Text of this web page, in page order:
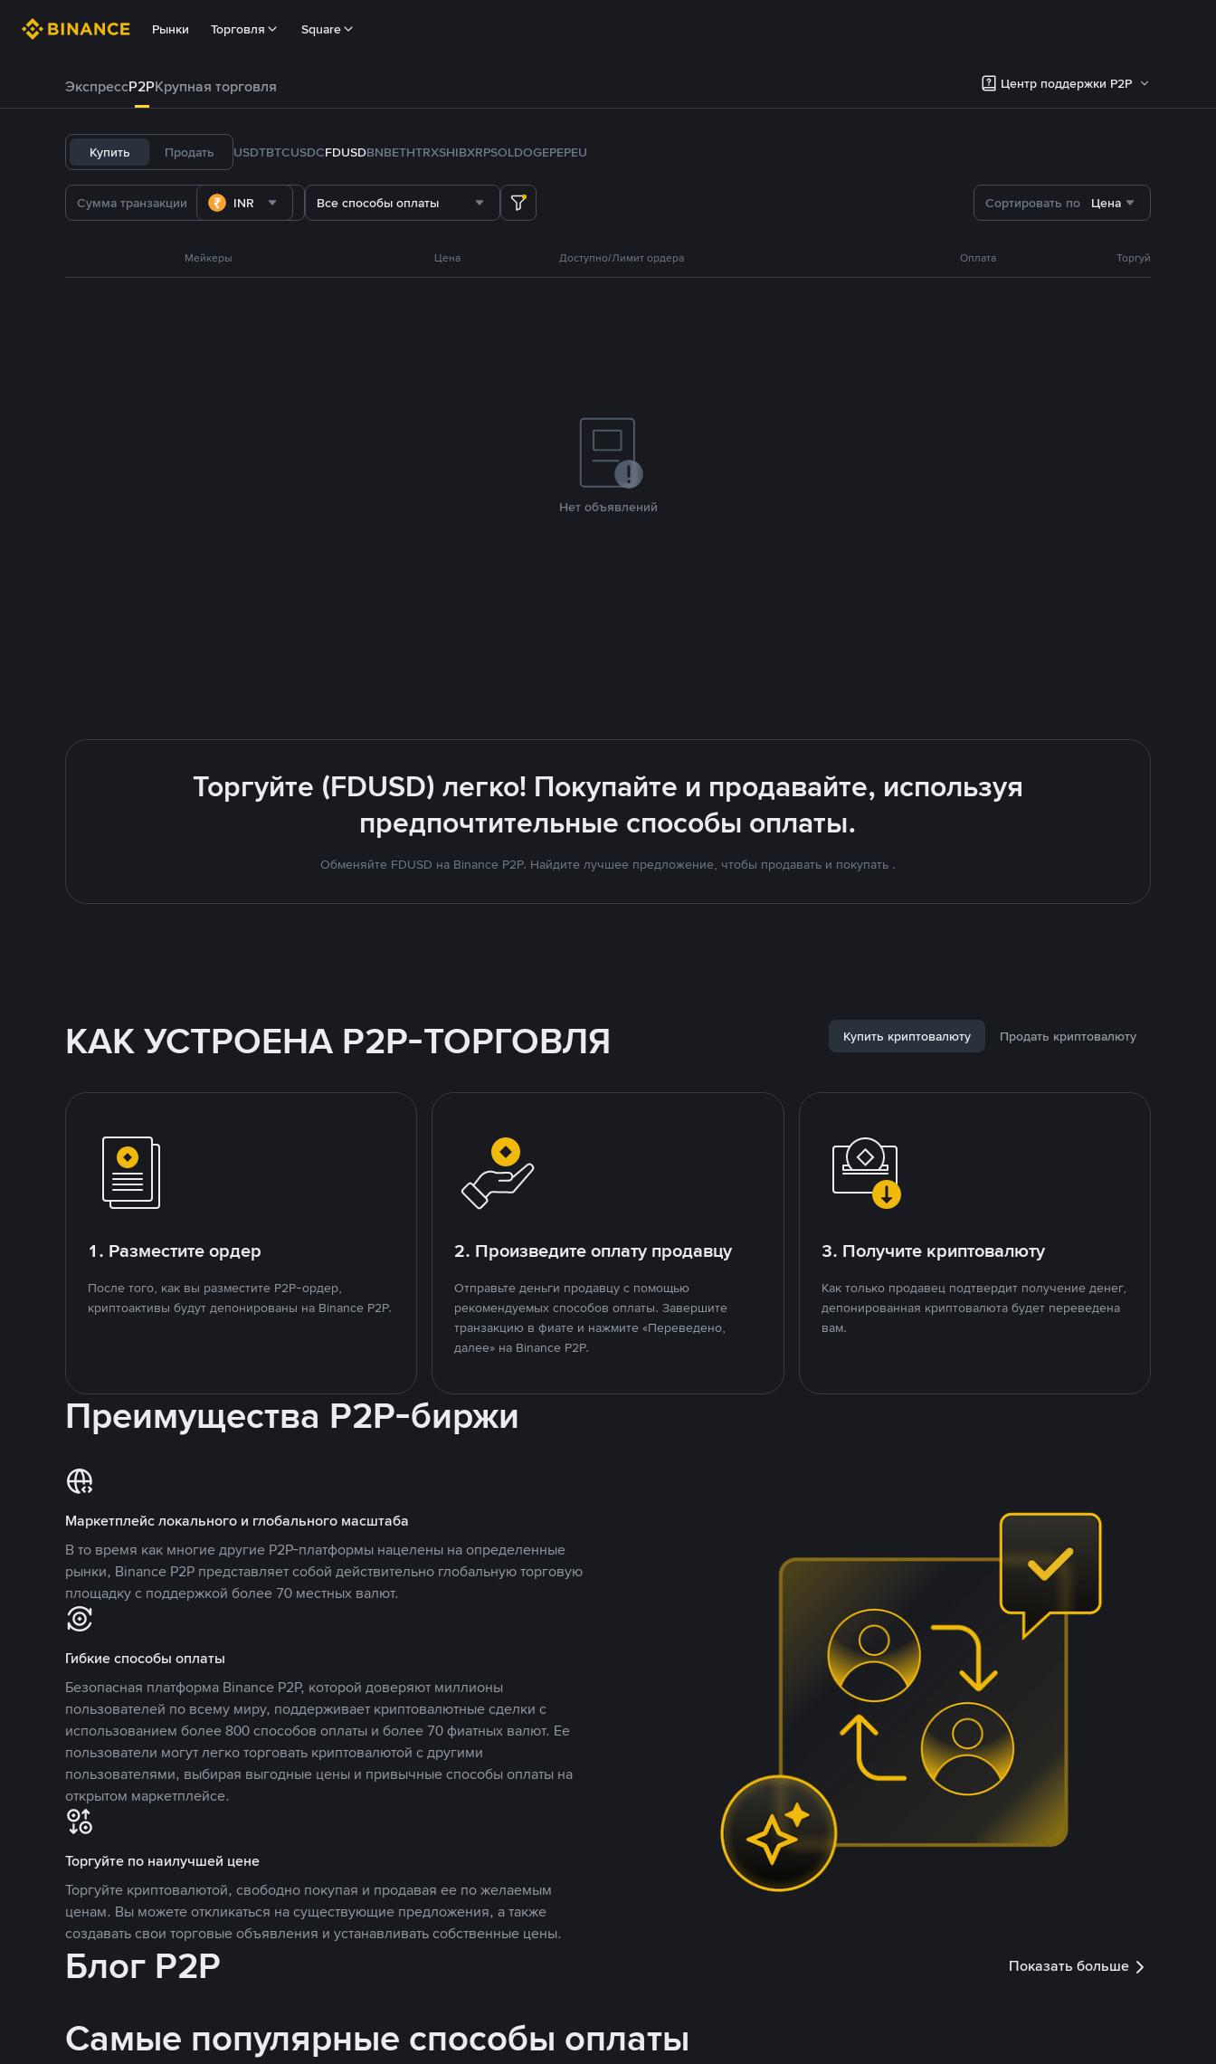
Рынки Торговля Square
ЭкспрессP2PКрупная торговля Центр поддержки P2P
Купить Продать USDTBTCUSDCFDUSDBNBETHTRXSHIBXRPSOLDOGEPEPEU
INR Все способы оплаты Сортировать по Цена
Мейкеры Цена Доступно/Лимит ордера Оплата Торгуй
Нет объявлений
Торгуйте (FDUSD) легко! Покупайте и продавайте, используя
предпочтительные способы оплаты.
Обменяйте FDUSD на Binance P2P. Найдите лучшее предложение, чтобы продавать и покупать .
КАК УСТРОЕНА P2P-ТОРГОВЛЯ Купить криптовалюту Продать криптовалюту
1. Разместите ордер
После того, как вы разместите P2P-ордер,
криптоактивы будут депонированы на Binance P2P.
2. Произведите оплату продавцу
Отправьте деньги продавцу с помощью
рекомендуемых способов оплаты. Завершите
транзакцию в фиате и нажмите «Переведено,
далее» на Binance P2P.
3. Получите криптовалюту
Как только продавец подтвердит получение денег,
депонированная криптовалюта будет переведена
вам.
Преимущества P2P-биржи
Маркетплейс локального и глобального масштаба
В то время как многие другие P2P-платформы нацелены на определенные
рынки, Binance P2P представляет собой действительно глобальную торговую
площадку с поддержкой более 70 местных валют.
Гибкие способы оплаты
Безопасная платформа Binance P2P, которой доверяют миллионы
пользователей по всему миру, поддерживает криптовалютные сделки с
использованием более 800 способов оплаты и более 70 фиатных валют. Ее
пользователи могут легко торговать криптовалютой с другими
пользователями, выбирая выгодные цены и привычные способы оплаты на
открытом маркетплейсе.
Торгуйте по наилучшей цене
Торгуйте криптовалютой, свободно покупая и продавая ее по желаемым
ценам. Вы можете откликаться на существующие предложения, а также
создавать свои торговые объявления и устанавливать собственные цены.
Блог P2P Показать больше
Самые популярные способы оплаты